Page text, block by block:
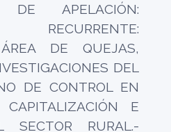
APELACIÓN:
RECURRENTE:
DE QUEJAS,
DEL
DE CONTROL EN
E
SECTOR RURAL.-